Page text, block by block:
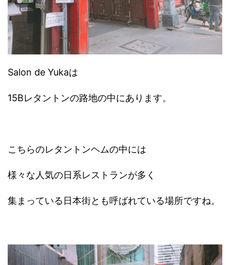
Salon de Yukaは
15Bレタントンの路地の中にあります。
こちらのレタントンヘムの中には
様々な人気の日系レストランが多く
集まっている日本街とも呼ばれている場所ですね。